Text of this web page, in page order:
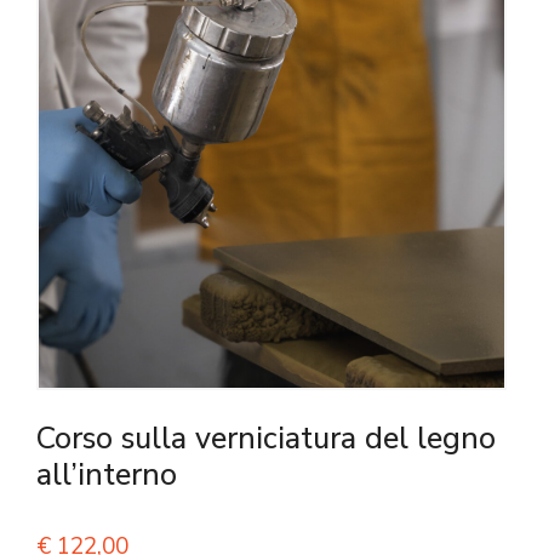
Corso sulla verniciatura del legno
all’interno
€ 122,00